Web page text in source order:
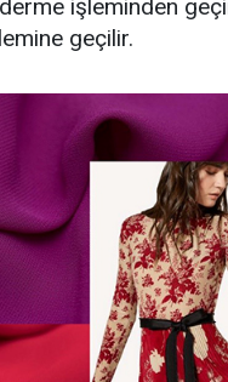
işleminden
geçilir.